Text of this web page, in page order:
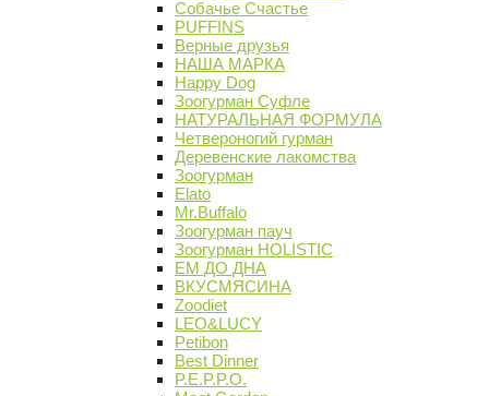
Собачье Счастье
PUFFINS
Верные друзья
НАША МАРКА
Happy Dog
Зоогурман Суфле
НАТУРАЛЬНАЯ ФОРМУЛА
Четвероногий гурман
Деревенские лакомства
Зоогурман
Elato
Mr.Buffalo
Зоогурман пауч
Зоогурман HOLISTIC
ЕМ ДО ДНА
ВКУСМЯСИНА
Zoodiet
LEO&LUCY
Petibon
Best Dinner
P.E.P.P.O.